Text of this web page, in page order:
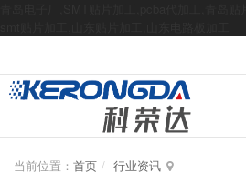
当前位置： 首页 行业资讯